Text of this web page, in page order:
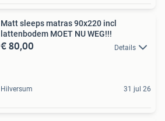
Matt sleeps matras 90x220 incl
lattenbodem MOET NU WEG!!!
€ 80,00 Details
Hilversum 31 jul 26